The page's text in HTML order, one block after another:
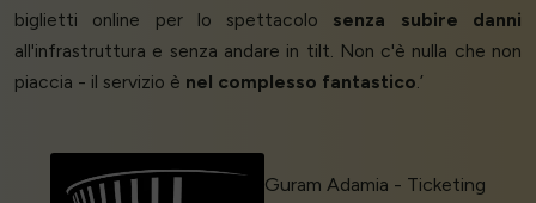
biglietti online per lo spettacolo senza subire danni
all'infrastruttura e senza andare in tilt. Non c'è nulla che non
piaccia - il servizio è nel complesso fantastico.’
Guram Adamia - Ticketing